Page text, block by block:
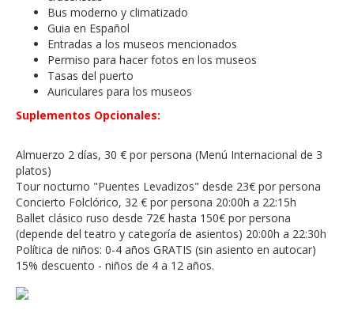
Bus moderno y climatizado
Guia en Español
Entradas a los museos mencionados
Permiso para hacer fotos en los museos
Tasas del puerto
Auriculares para los museos
Suplementos Opcionales:
Almuerzo 2 días, 30 € por persona (Menú Internacional de 3
platos)
Tour nocturno "Puentes Levadizos" desde 23€ por persona
Concierto Folclórico, 32 € por persona 20:00h a 22:15h
Ballet clásico ruso desde 72€ hasta 150€ por persona
(depende del teatro y categoría de asientos) 20:00h a 22:30h
Política de niños: 0-4 años GRATIS (sin asiento en autocar)
15% descuento - niños de 4 a 12 años.